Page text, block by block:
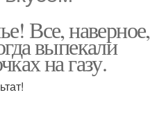
Все, наверное,
выпекали
на газу.